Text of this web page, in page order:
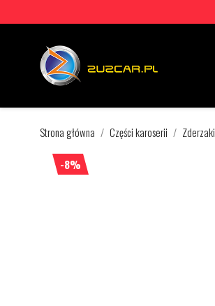
Strona główna Części karoserii Zderzaki
-8%